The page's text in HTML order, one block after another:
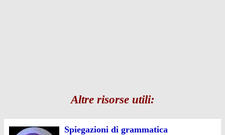
Altre risorse utili:
Spiegazioni di grammatica